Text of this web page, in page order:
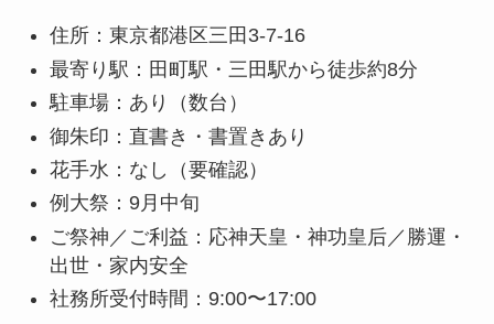
住所：東京都港区三田3-7-16
最寄り駅：田町駅・三田駅から徒歩約8分
駐車場：あり（数台）
御朱印：直書き・書置きあり
花手水：なし（要確認）
例大祭：9月中旬
ご祭神／ご利益：応神天皇・神功皇后／勝運・
出世・家内安全
社務所受付時間：9:00〜17:00